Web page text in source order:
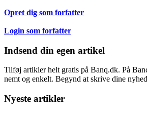
Opret dig som forfatter
Login som forfatter
Indsend din egen artikel
Tilføj artikler helt gratis på Banq.dk. På
nemt og enkelt. Begynd at skrive dine
Nyeste artikler